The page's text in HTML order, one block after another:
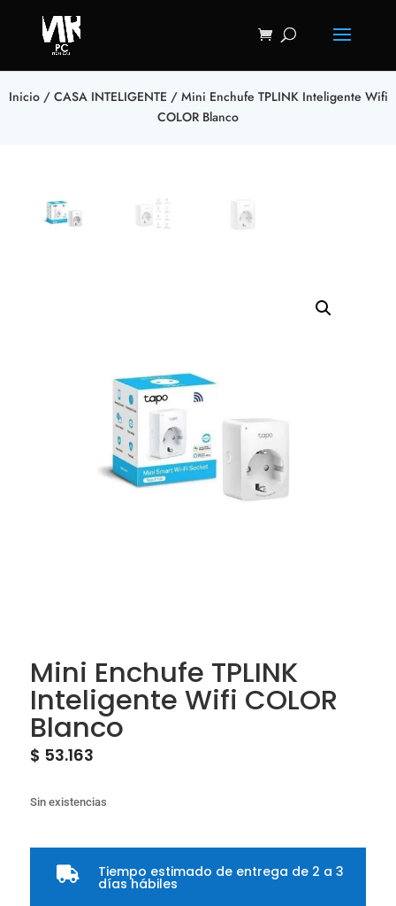
Inicio/ CASA INTELIGENTE / Mini Enchufe TPLINK Inteligente Wifi
COLOR Blanco
Mini Enchufe TPLINK
Inteligente Wifi COLOR
Blanco
$ 53.163
Sin existencias
 Tiempo estimado de entrega de 2 a 3
días hábiles